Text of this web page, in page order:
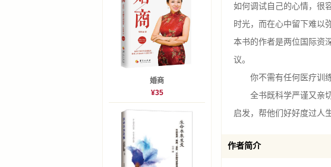
婚商
¥35
如何调试自己的心情，很
时光，而在心中留下难以
本书的作者是两位国际资
议。
你不需有任何医疗训练
全书既科学严谨又亲切
启发，帮他们好好度过人
作者简介